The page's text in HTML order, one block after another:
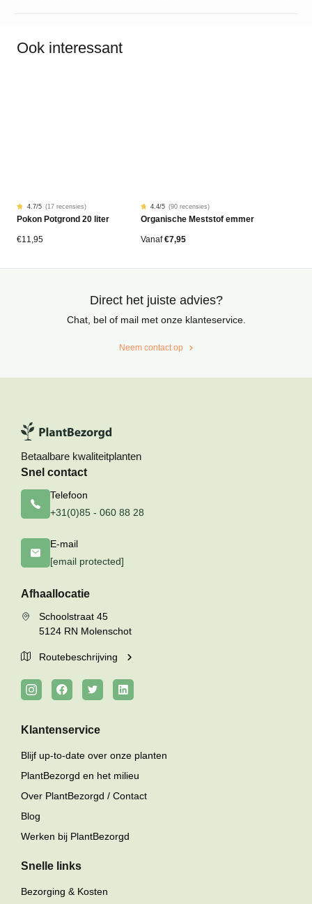
Ook interessant
Gewaardeerd
4.68
gebaseerd
op
17
4.7/5 (17 recensies)
Pokon Potgrond 20 liter
€11,95
Gewaardeerd
4.42
gebaseerd
op
90
4.4/5 (90 recensies)
Organische Meststof emmer
Vanaf €7,95
Direct het juiste advies?
Chat, bel of mail met onze klanteservice.
Neem contact op
Betaalbare kwaliteitplanten
Snel contact
Telefoon
+31(0)85 - 060 88 28
E-mail
[email protected]
Afhaallocatie
Schoolstraat 45
5124 RN Molenschot
Routebeschrijving
Klantenservice
Blijf up-to-date over onze planten
PlantBezorgd en het milieu
Over PlantBezorgd / Contact
Blog
Werken bij PlantBezorgd
Snelle links
Bezorging & Kosten